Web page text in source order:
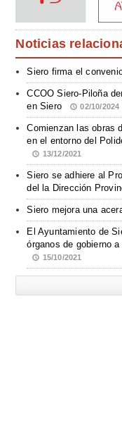
Noticias
Siero firma el
CCOO Siero-Piloña
en Siero
02/10/2024
Comienzan las obras
en el entorno del
13/12/2021
Siero se adhiere al
del la Dirección
Siero mejora una
El Ayuntamiento de
órganos de gobierno
15/10/2021